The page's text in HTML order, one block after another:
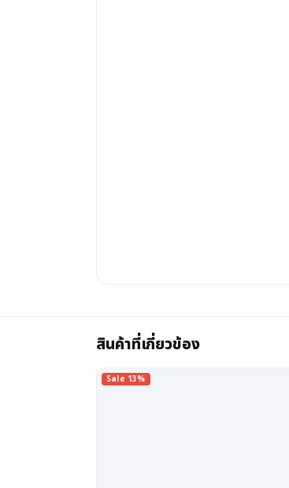
สินค้าที่เกี่ยวข้อง
Sale 13%